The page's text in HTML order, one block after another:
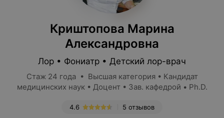
Криштопова Марина
Александровна
Лор • Фониатр • Детский лор-врач
Стаж 24 года • Высшая категория • Кандидат
медицинских наук • Доцент • Зав. кафедрой • Ph.D.
5 отзывов
4.6